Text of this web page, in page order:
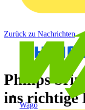
Wago
Zurück zu Nachrichten
Philips
ins richtige